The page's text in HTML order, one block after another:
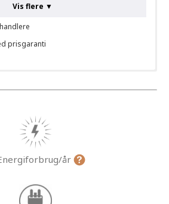
Vis flere ▼
prisgaranti
år